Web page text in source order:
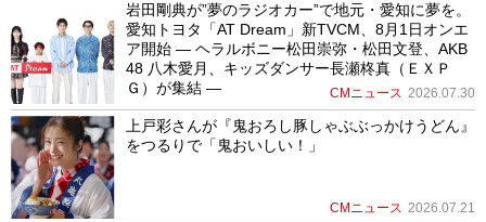
岩田剛典が”夢のラジオカー”で地元・愛知に夢を。
愛知トヨタ「AT Dream」新TVCM、8月1日オンエ
ア開始 ― ヘラルボニー松田崇弥・松田文登、AKB
48 八木愛月、キッズダンサー長瀬柊真（ＥＸＰ
Ｇ）が集結 ―
CMニュース 2026.07.30
上戸彩さんが『鬼おろし豚しゃぶぶっかけうどん』
をつるりで「鬼おいしい！」
CMニュース 2026.07.21